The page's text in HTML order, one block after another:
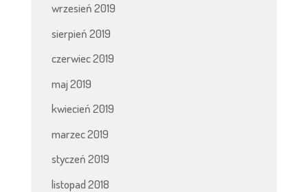
wrzesień 2019
sierpień 2019
czerwiec 2019
maj 2019
kwiecień 2019
marzec 2019
styczeń 2019
listopad 2018